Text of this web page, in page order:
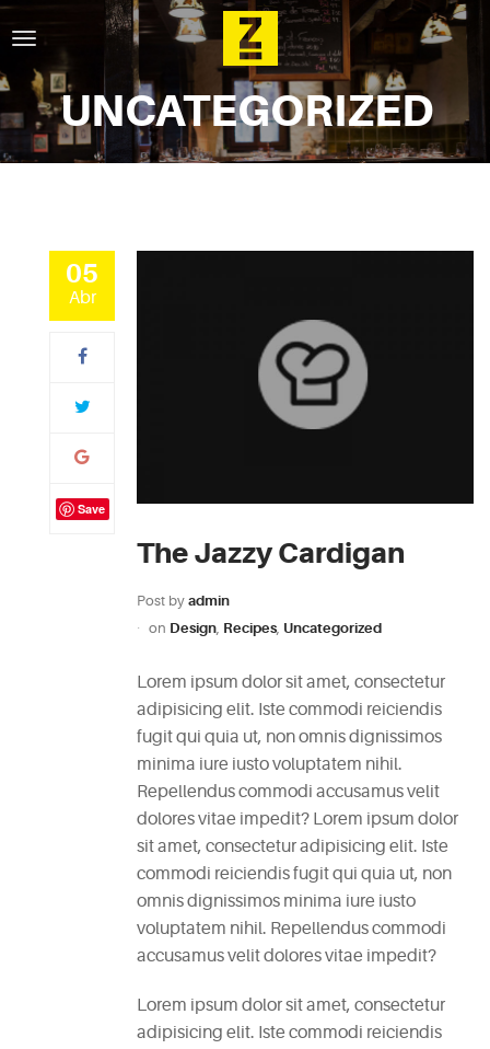
UNCATEGORIZED
05
Abr
Save
The Jazzy Cardigan
Post by admin
on Design, Recipes, Uncategorized
Lorem ipsum dolor sit amet, consectetur
adipisicing elit. Iste commodi reiciendis
fugit qui quia ut, non omnis dignissimos
minima iure iusto voluptatem nihil.
Repellendus commodi accusamus velit
dolores vitae impedit? Lorem ipsum dolor
sit amet, consectetur adipisicing elit. Iste
commodi reiciendis fugit qui quia ut, non
omnis dignissimos minima iure iusto
voluptatem nihil. Repellendus commodi
accusamus velit dolores vitae impedit?
Lorem ipsum dolor sit amet, consectetur
adipisicing elit. Iste commodi reiciendis